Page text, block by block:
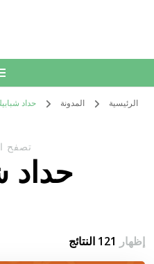
الرئيسية المدونة حداد
تصفح
حداد
إظهار 121 النتائج